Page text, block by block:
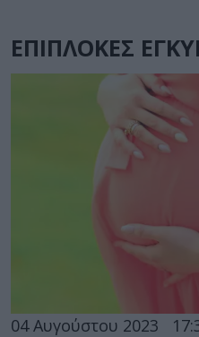
ΕΠΙΠΛΟΚΕΣ
04 Αυγούστου 2023